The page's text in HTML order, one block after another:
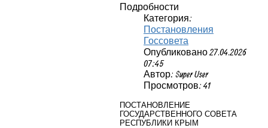
Подробности
Категория:
Постановления
Госсовета
Опубликовано 27.04.2026
07:45
Автор: Super User
Просмотров: 41
ПОСТАНОВЛЕНИЕ
ГОСУДАРСТВЕННОГО СОВЕТА
РЕСПУБЛИКИ КРЫМ